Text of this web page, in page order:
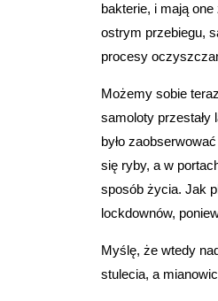
bakterie, i mają
ostrym przebiegu,
procesy
Możemy sobie
samoloty przestały
było
się ryby, a w
sposób życia. Jak
lockdownów,
Myślę, że wtedy
stulecia, a